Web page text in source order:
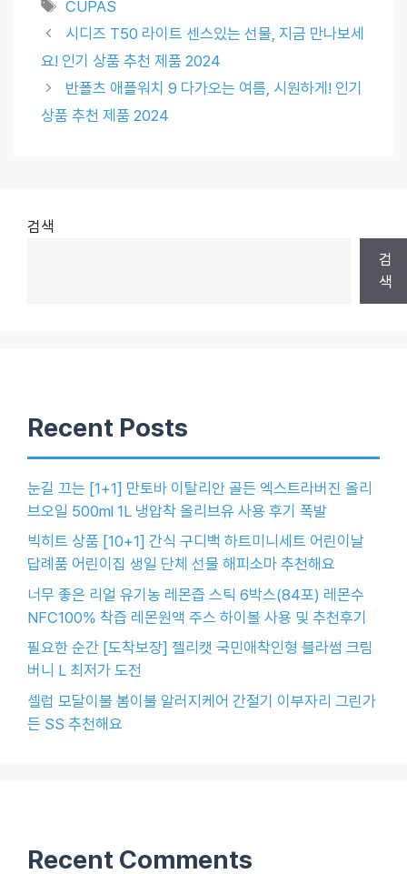
CUPAS
시디즈 T50 라이트 센스있는 선물, 지금 만나보세
요! 인기 상품 추천 제품 2024
반폴츠 애플워치 9 다가오는 여름, 시원하게! 인기
상품 추천 제품 2024
검색
검
색
Recent Posts
눈길 끄는 [1+1] 만토바 이탈리안 골든 엑스트라버진 올리
브오일 500ml 1L 냉압착 올리브유 사용 후기 폭발
빅히트 상품 [10+1] 간식 구디백 하트미니세트 어린이날
답례품 어린이집 생일 단체 선물 해피소마 추천해요
너무 좋은 리얼 유기농 레몬즙 스틱 6박스(84포) 레몬수
NFC100% 착즙 레몬원액 주스 하이볼 사용 및 추천후기
필요한 순간 [도착보장] 젤리캣 국민애착인형 블라썸 크림
버니 L 최저가 도전
셀럽 모달이불 봄이불 알러지케어 간절기 이부자리 그린가
든 SS 추천해요
Recent Comments